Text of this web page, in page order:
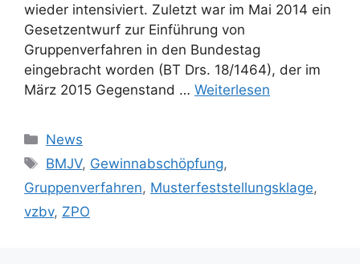
wieder intensiviert. Zuletzt war im Mai 2014 ein
Gesetzentwurf zur Einführung von
Gruppenverfahren in den Bundestag
eingebracht worden (BT Drs. 18/1464), der im
März 2015 Gegenstand … Weiterlesen
Kategorien
News
Schlagwörter
BMJV, Gewinnabschöpfung,
Gruppenverfahren, Musterfeststellungsklage,
vzbv, ZPO